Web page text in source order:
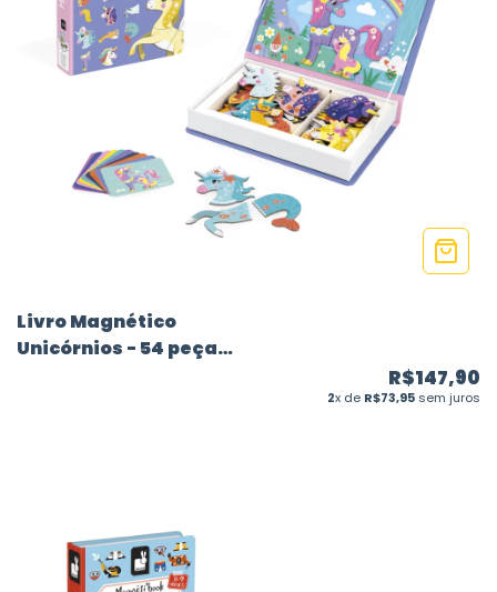
Livro Magnético
Unicórnios - 54 peças
R$147,90
2x de R$73,95 sem juros